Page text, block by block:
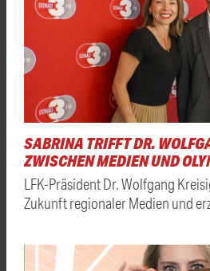
SABRINA TRIFFT DR.
ZWISCHEN MEDIEN UND
LFK-Präsident Dr. Wolfgang
Zukunft regionaler Medien und